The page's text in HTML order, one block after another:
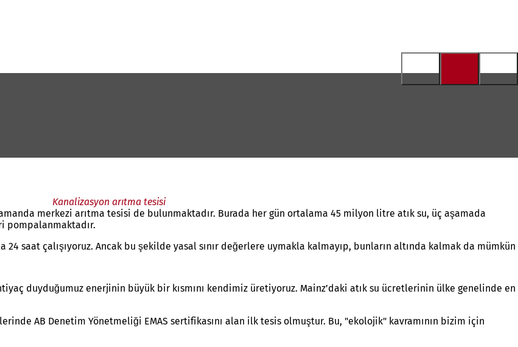
Kanalizasyon arıtma tesisi
merkezi arıtma tesisi de bulunmaktadır. Burada her gün ortalama 45 milyon litre atık su, üç aşamada
pompalanmaktadır.
saat çalışıyoruz. Ancak bu şekilde yasal sınır değerlere uymakla kalmayıp, bunların altında kalmak da mümkün
duyduğumuz enerjinin büyük bir kısmını kendimiz üretiyoruz. Mainz’daki atık su ücretlerinin ülke genelinde en
AB Denetim Yönetmeliği EMAS sertifikasını alan ilk tesis olmuştur. Bu, "ekolojik" kavramının bizim için